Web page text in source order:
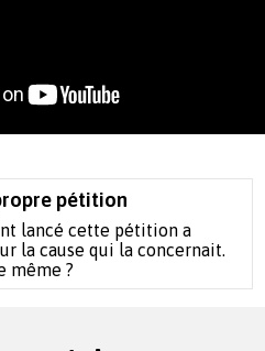
pétition
lancé cette pétition a
la cause qui la concernait.
même ?